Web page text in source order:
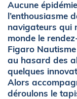
Aucune
l’enthousiasme
navigateurs qui
monde le
Figaro
au hasard des
quelques
Alors
déroulons le